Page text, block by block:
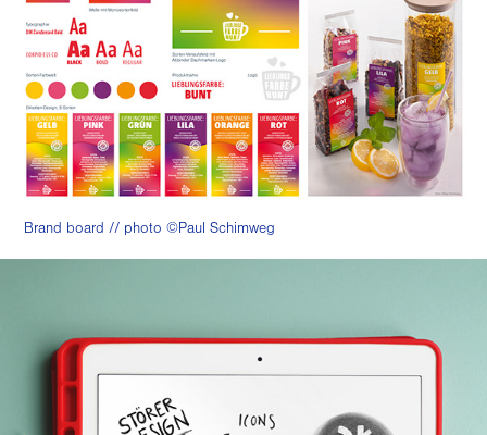
Brand board // photo ©Paul Schimweg